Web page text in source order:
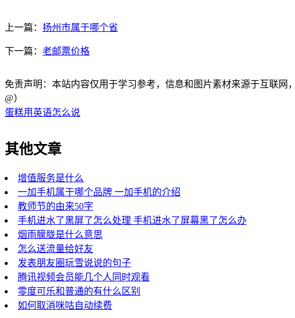
上一篇： 扬州市属于哪个省
下一篇： 老邮票价格
免责声明：本站内容仅用于学习参考，信息和图片素材来源于互联网
@）
蛋糕用英语怎么说
其他文章
增值服务是什么
一加手机属于哪个品牌 一加手机的介绍
教师节的由来50字
手机进水了黑屏了怎么处理 手机进水了屏幕黑了怎么办
烟雨朦胧是什么意思
怎么送流量给好友
发表朋友圈玩雪说说的句子
腾讯视频会员能几个人同时观看
零度可乐和普通的有什么区别
如何取消咪咕自动续费